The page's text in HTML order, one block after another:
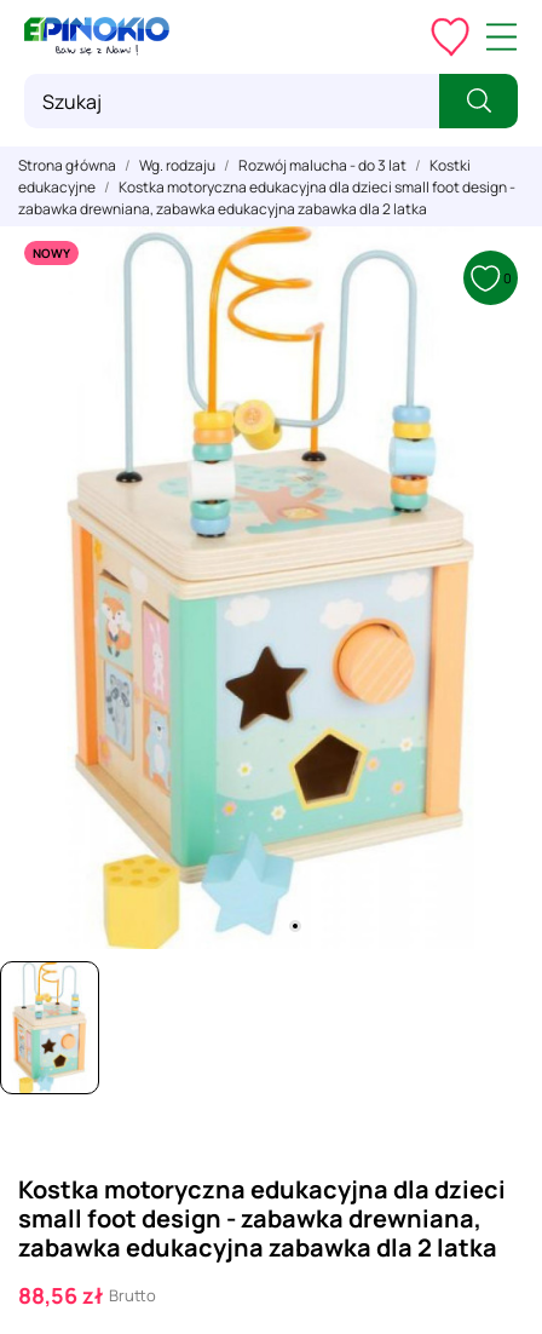
Strona główna Wg. rodzaju Rozwój malucha - do 3 lat
Kostki
edukacyjne
Kostka motoryczna edukacyjna dla dzieci small foot design -
zabawka drewniana, zabawka edukacyjna zabawka dla 2 latka
NOWY
0
Kostka motoryczna edukacyjna dla dzieci
small foot design - zabawka drewniana,
zabawka edukacyjna zabawka dla 2 latka
88,56 zł Brutto